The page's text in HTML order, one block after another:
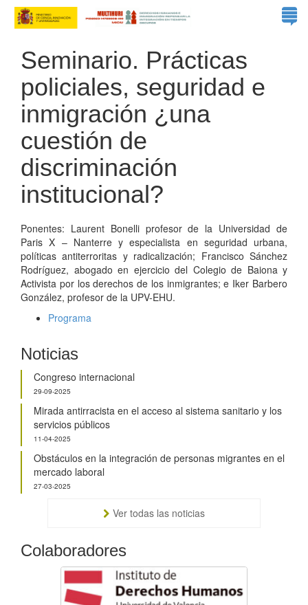
Seminario. Prácticas
policiales, seguridad e
inmigración ¿una
cuestión de
discriminación
institucional?
Ponentes: Laurent Bonelli profesor de la Universidad de
Paris X – Nanterre y especialista en seguridad urbana,
políticas antiterroritas y radicalización; Francisco Sánchez
Rodríguez, abogado en ejercicio del Colegio de Baiona y
Activista por los derechos de los inmigrantes; e Iker Barbero
González, profesor de la UPV-EHU.
Programa
Noticias
Congreso internacional
29-09-2025
Mirada antirracista en el acceso al sistema sanitario y los
servicios públicos
11-04-2025
Obstáculos en la integración de personas migrantes en el
mercado laboral
27-03-2025
Ver todas las noticias
Colaboradores